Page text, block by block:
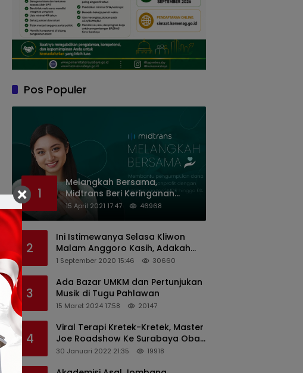
Pos Populer
1
Melangkah Bersama,
Midtrans Beri Keringanan
Biaya Transaksi ke Organisasi
15 April 2021 17:47 46968
2
Ini Istimewanya Selasa Kliwon
Malam Anggoro Kasih, Adakah
Kaitannya dengan Keputusan
1 September 2020 15:46 30660
3
Ada Bazar UMKM dan Pertunjukan
Musik di Tugu Pahlawan
15 Maret 2024 17:58 20147
4
Viral Terapi Kretek-Kretek, Master
Joe Roadshow Ke Surabaya Obati
Pasien Sekaligus Edukasi
30 Januari 2022 21:35 19918